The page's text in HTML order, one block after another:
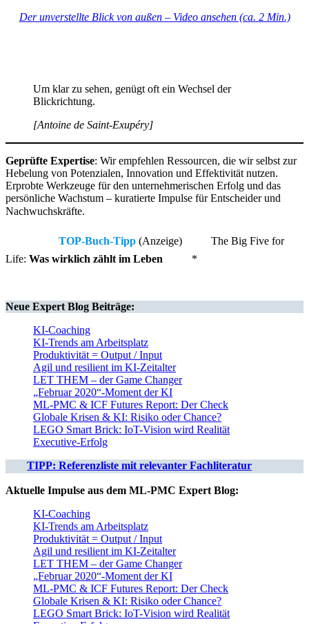
Der unverstellte Blick von außen – Video ansehen (ca. 2 Min.)
Um klar zu sehen, genügt oft ein Wechsel der
Blickrichtung.
[Antoine de Saint-Exupéry]
Geprüfte Expertise: Wir empfehlen Ressourcen, die wir selbst zur
Hebelung von Potenzialen, Innovation und Effektivität nutzen.
Erprobte Werkzeuge für den unternehmerischen Erfolg und das
persönliche Wachstum – kuratierte Impulse für Entscheider und
Nachwuchskräfte.
TOP-Buch-Tipp (Anzeige)
The Big Five for
Life: Was wirklich zählt im Leben *
Neue Expert Blog Beiträge:
KI-Coaching
KI-Trends am Arbeitsplatz
Produktivität = Output / Input
Agil und resilient im KI-Zeitalter
LET THEM – der Game Changer
„Februar 2020“-Moment der KI
ML-PMC & ICF Futures Report: Der Check
Globale Krisen & KI: Risiko oder Chance?
LEGO Smart Brick: IoT-Vision wird Realität
Executive-Erfolg
TIPP: Referenzliste mit relevanter Fachliteratur
Aktuelle Impulse aus dem ML-PMC Expert Blog:
KI-Coaching
KI-Trends am Arbeitsplatz
Produktivität = Output / Input
Agil und resilient im KI-Zeitalter
LET THEM – der Game Changer
„Februar 2020“-Moment der KI
ML-PMC & ICF Futures Report: Der Check
Globale Krisen & KI: Risiko oder Chance?
LEGO Smart Brick: IoT-Vision wird Realität